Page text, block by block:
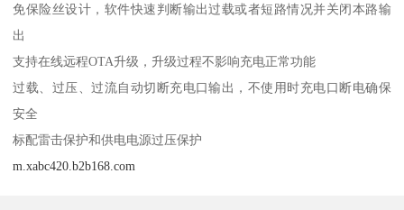
免保险丝设计，软件快速判断输出过载或者短路情况并关闭本路输
出
支持在线远程OTA升级，升级过程不影响充电正常功能
过载、过压、过流自动切断充电口输出，不使用时充电口断电确保
安全
标配雷击保护和供电电源过压保护
m.xabc420.b2b168.com